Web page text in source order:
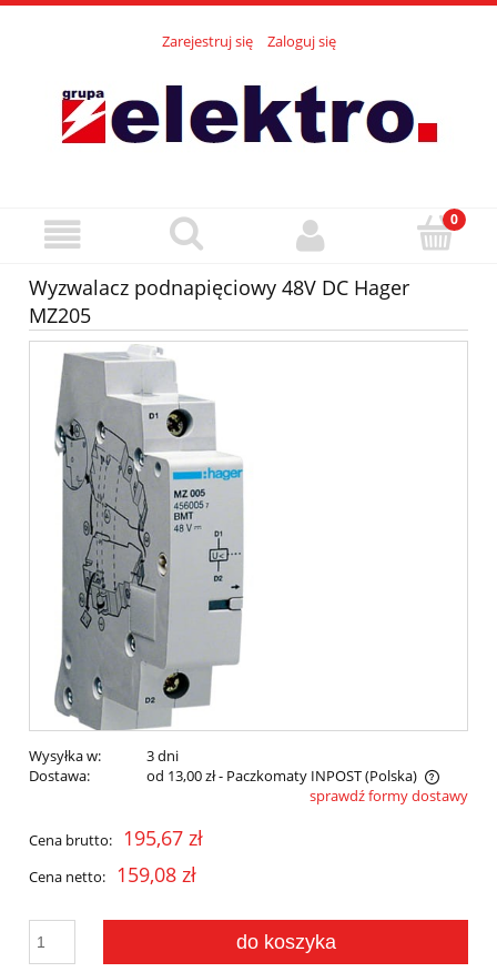
Zarejestruj się Zaloguj się
Wyzwalacz podnapięciowy 48V DC Hager
MZ205
Wysyłka w:
3 dni
Dostawa:
od 13,00 zł- Paczkomaty INPOST(Polska)
Cena nie zawiera ewentualnych kosztów płatnościsprawdź formy dostawy
Cena brutto: 195,67 zł
Cena netto: 159,08 zł
do koszyka